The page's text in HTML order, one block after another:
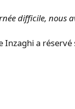
difficile, nous
Inzaghi a